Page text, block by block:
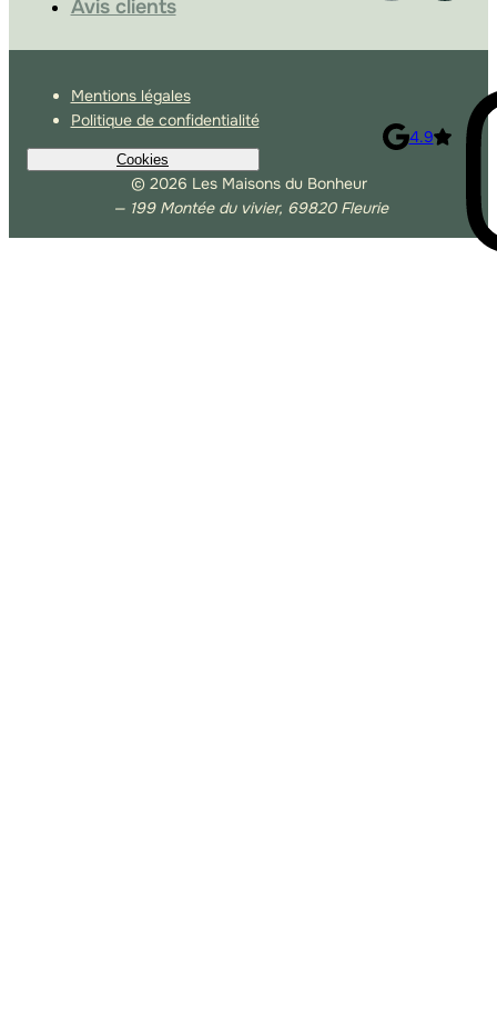
Avis clients
© 2026 Les Maisons du Bonheur
— 199 Montée du vivier, 69820 Fleurie
Mentions légales
Politique de confidentialité
Cookies
4.9